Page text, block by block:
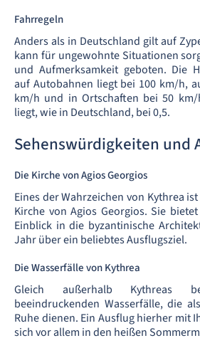
Fahrregeln
Anders als in Deutschland gilt auf
kann für ungewohnte Situationen
und Aufmerksamkeit geboten. Die
auf Autobahnen liegt bei 100 km/h,
km/h und in Ortschaften bei 50 km/
liegt, wie in Deutschland, bei 0,5.
Sehenswürdigkeiten und
Die Kirche von Agios Georgios
Eines der Wahrzeichen von Kythrea
Kirche von Agios Georgios. Sie
Einblick in die byzantinische
Jahr über ein beliebtes Ausflugsziel.
Die Wasserfälle von Kythrea
Gleich außerhalb Kythreas
beeindruckenden Wasserfälle, die
Ruhe dienen. Ein Ausflug hierher mit
sich vor allem in den heißen